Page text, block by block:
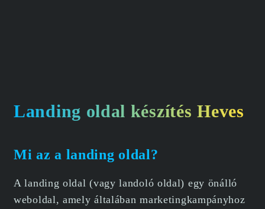
Landing oldal készítés Heves
Mi az a landing oldal?
A landing oldal (vagy landoló oldal) egy önálló
weboldal, amely általában marketingkampányhoz